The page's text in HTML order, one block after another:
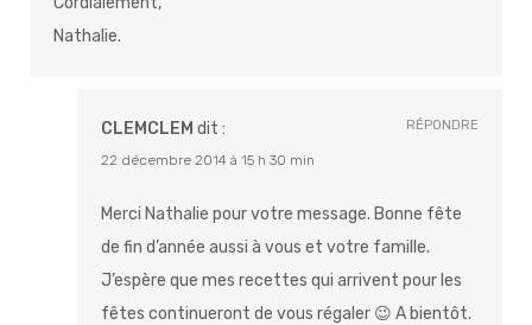
Nathalie.
CLEMCLEM dit :
22 décembre 2014 à 15 h 30 min
Merci Nathalie pour votre message. Bonne fête
de fin d’année aussi à vous et votre famille.
J’espère que mes recettes qui arrivent pour les
fêtes continueront de vous régaler 😉 A bientôt.
RÉPONDRE